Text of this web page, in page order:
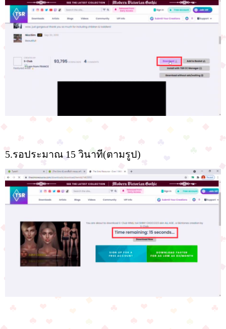
5.รอประมาณ 15 วินาที(ตามรูป)